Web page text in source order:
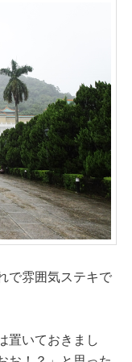
で雰囲気ステキで
置いておきまし